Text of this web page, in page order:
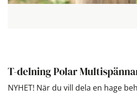
T-delning Polar
NYHET! När du vill dela en hage